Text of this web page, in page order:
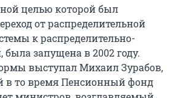
целью которой был
от распределительной
к распределительно-
была запущена в 2002 году.
выступал Михаил Зурабов,
в то время Пенсионный фонд